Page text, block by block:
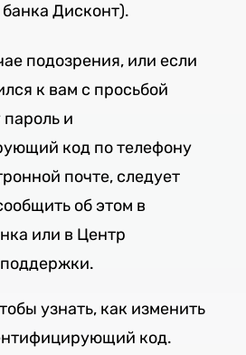
Дисконт).
подозрения, или если
к вам с просьбой
и
код по телефону
почте, следует
об этом в
или в Центр
узнать, как изменить
код.